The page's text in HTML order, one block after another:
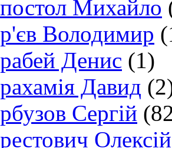
Михайло
Володимир
Денис (1)
Давид
Сергій